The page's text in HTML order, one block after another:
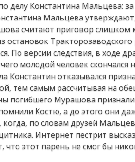
делу Константина Мальцева:
Мальцева
считают приговор слишком
остановок
По версии следствия, в ходе
молодой человек скончался
Константин отказывался
тем самым рассчитывая на
погибшего Мурашова
Костю, а до этого они
по словам друзей
Интернет пестрит
этот парень не смог бы